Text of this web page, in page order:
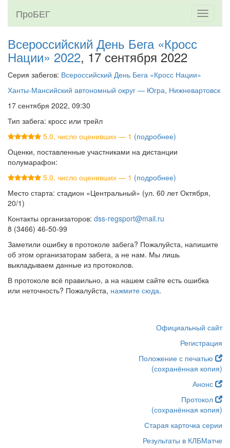
Toggle
ПроБЕГ
Всероссийский День Бега «Кросс
Нации» 2022, 17 сентября 2022
Серия забегов: Всероссийский День Бега «Кросс Нации»
Ханты-Мансийский автономный округ — Югра, Нижневартовск
17 сентября 2022, 09:30
Тип забега: кросс или трейл
5.0, число оценивших — 1 (подробнее)
Оценки, поставленные участниками на дистанции
полумарафон:
5.0, число оценивших — 1 (подробнее)
Место старта: стадион «Центральный» (ул. 60 лет Октября,
20/1)
Контакты организаторов: dss-regsport@mail.ru
8 (3466) 46-50-99
Заметили ошибку в протоколе забега? Пожалуйста, напишите
об этом организаторам забега, а не нам. Мы лишь
выкладываем данные из протоколов.
В протоколе всё правильно, а на нашем сайте есть ошибка
или неточность? Пожалуйста, нажмите сюда.
Официальный сайт
Регистрация
Положение с печатью
(сохранённая копия)
Анонс
Протокол
(сохранённая копия)
Старая карточка серии
Результаты в КЛБМатче